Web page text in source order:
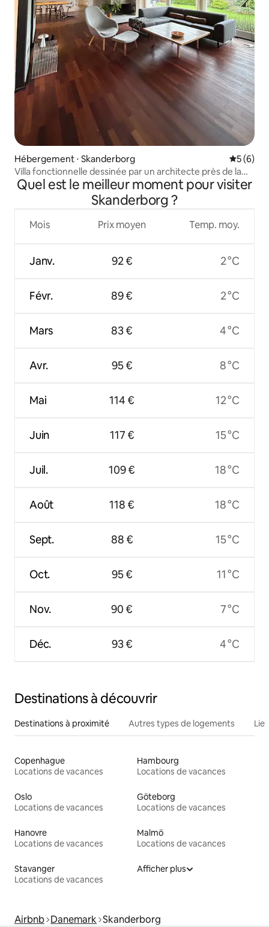
Hébergement ⋅ Skanderborg
5 (6)
Villa fonctionnelle dessinée par un architecte près de la
forêt et du lac
Quel est le meilleur moment pour visiter
Skanderborg ?
Mois
Janv.
Févr.
Mars
Avr.
Mai
Juin
Juil.
Août
Sept.
Oct.
Nov.
Déc.
Prix moyen
92 €
89 €
83 €
95 €
114 €
117 €
109 €
118 €
88 €
95 €
90 €
93 €
Temp. moy.
2 °C
2 °C
4 °C
8 °C
12 °C
15 °C
18 °C
18 °C
15 °C
11 °C
7 °C
4 °C
Destinations à découvrir
Destinations à proximité Autres types de logements
Copenhague
Locations de vacances
Hambourg
Locations de vacances
Oslo
Locations de vacances
Göteborg
Locations de vacances
Hanovre
Locations de vacances
Malmö
Locations de vacances
Stavanger
Locations de vacances
Afficher plus
Airbnb Danemark Skanderborg